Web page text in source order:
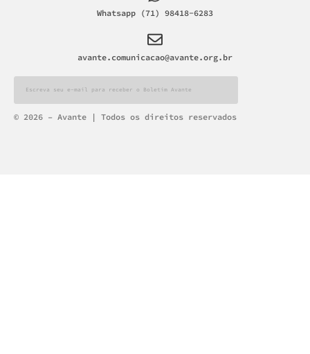
Whatsapp (71) 98418-6283
avante.comunicacao@avante.org.br
Alternative:
© 2026 – Avante | Todos os direitos reservados